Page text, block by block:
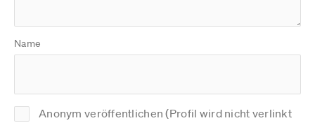
Name
Anonym veröffentlichen (Profil wird nicht verlinkt